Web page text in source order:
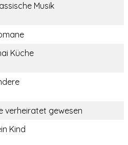
Musik
Küche
verheiratet gewesen
Kind